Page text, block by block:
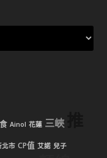
Ainol 花蓮 三峽
北市 CP值 艾諾 兒子